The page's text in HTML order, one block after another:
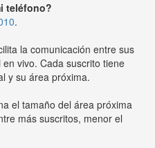
teléfono?
.
la comunicación entre sus
vivo. Cada suscrito tiene
y su área próxima.
el tamaño del área próxima
más suscritos, menor el